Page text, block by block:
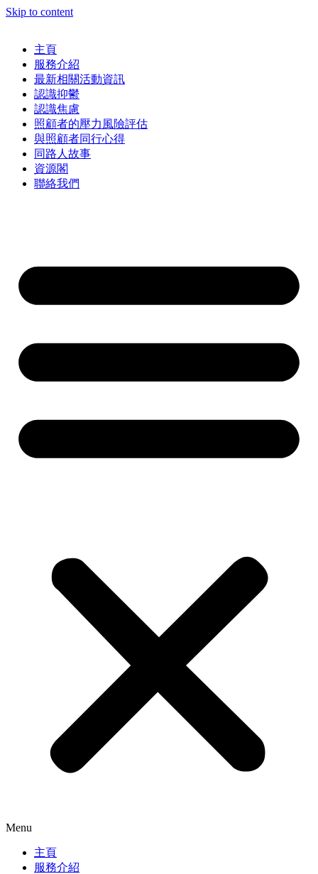
Skip to content
主頁
服務介紹
最新相關活動資訊
認識抑鬱
認識焦慮
照顧者的壓力風險評估
與照顧者同行心得
同路人故事
資源閣
聯絡我們
Menu
主頁
服務介紹